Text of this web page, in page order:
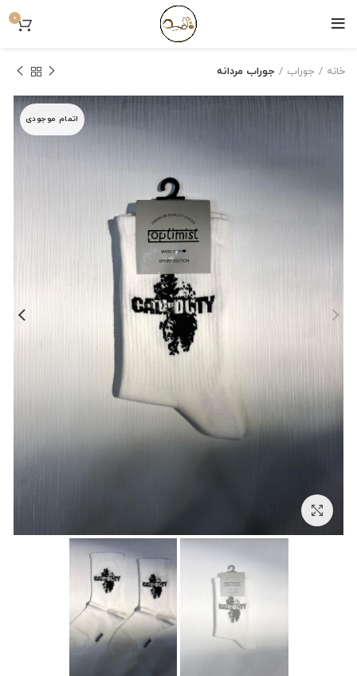
0
خانه جوراب جوراب مردانه
اتمام موجودی